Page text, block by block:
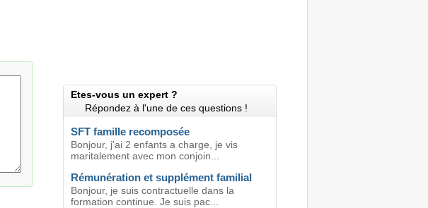
Etes-vous un expert ?
Répondez à l'une de ces questions !
SFT famille recomposée
Bonjour, j'ai 2 enfants a charge, je vis
maritalement avec mon conjoin...
Rémunération et supplément familial
Bonjour, je suis contractuelle dans la
formation continue. Je suis pac...